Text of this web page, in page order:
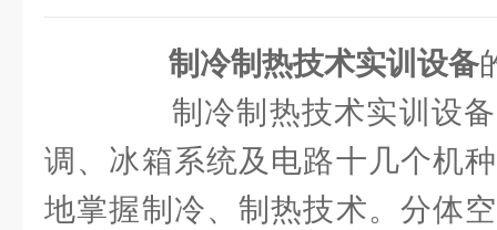
制冷制热技术实训设备
制冷制热技术实训设备
调、冰箱系统及电路十几个机
地掌握制冷、制热技术。分体